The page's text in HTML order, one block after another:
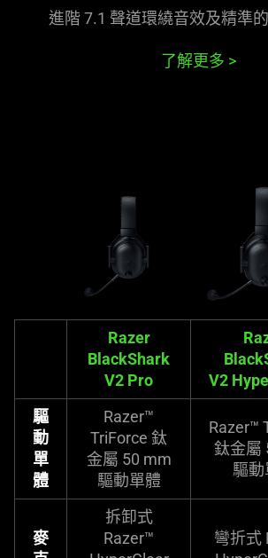
進階 7.1 聲道環繞音效及精準
了解更多 >
Razer
BlackShark
V2 Pro
V2
驅
動
單
體
Razer™
TriForce 鈦
金屬 50 mm
驅動單體
Razer™
鈦金屬
驅
麥
拆卸式
Razer™
彎折式